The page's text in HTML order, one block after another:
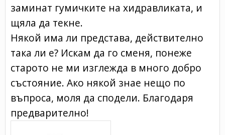
заминат гумичките на хидравликата, и
щяла да текне.
Някой има ли представа, действително
така ли е? Искам да го сменя, понеже
старото не ми изглежда в много добро
състояние. Ако някой знае нещо по
въпроса, моля да сподели. Благодаря
предварително!